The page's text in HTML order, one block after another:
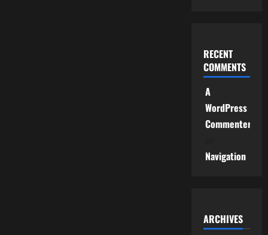
RECENT
COMMENTS
A
WordPress
Commenter
Navigation
ARCHIVES